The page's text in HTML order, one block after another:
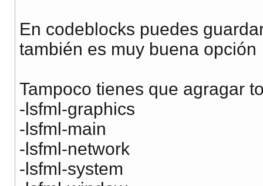
En codeblocks puedes
también es muy buena opción
Tampoco tienes que agragar
-lsfml-graphics
-lsfml-main
-lsfml-network
-lsfml-system